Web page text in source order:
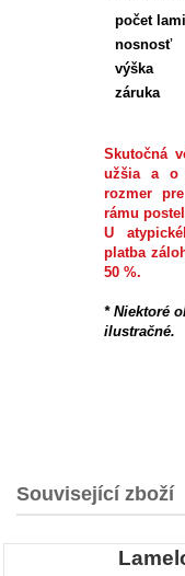
počet
nosnosť
výška
záruka
Skutočná
užšia a o
rozmer
rámu
U
platba
50 %.
* Niektoré
ilustračné.
Související zboží